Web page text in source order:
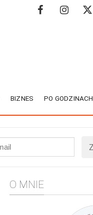
BIZNES PO GODZINACH
O MNIE